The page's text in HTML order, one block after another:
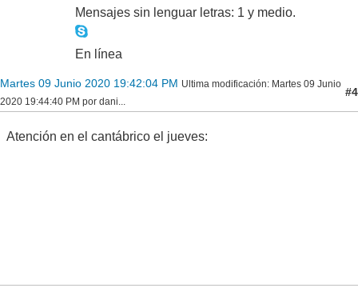
Mensajes sin lenguar letras: 1 y medio.
En línea
Martes 09 Junio 2020 19:42:04 PM Ultima modificación: Martes 09 Junio
2020 19:44:40 PM por dani...
#4
Atención en el cantábrico el jueves: